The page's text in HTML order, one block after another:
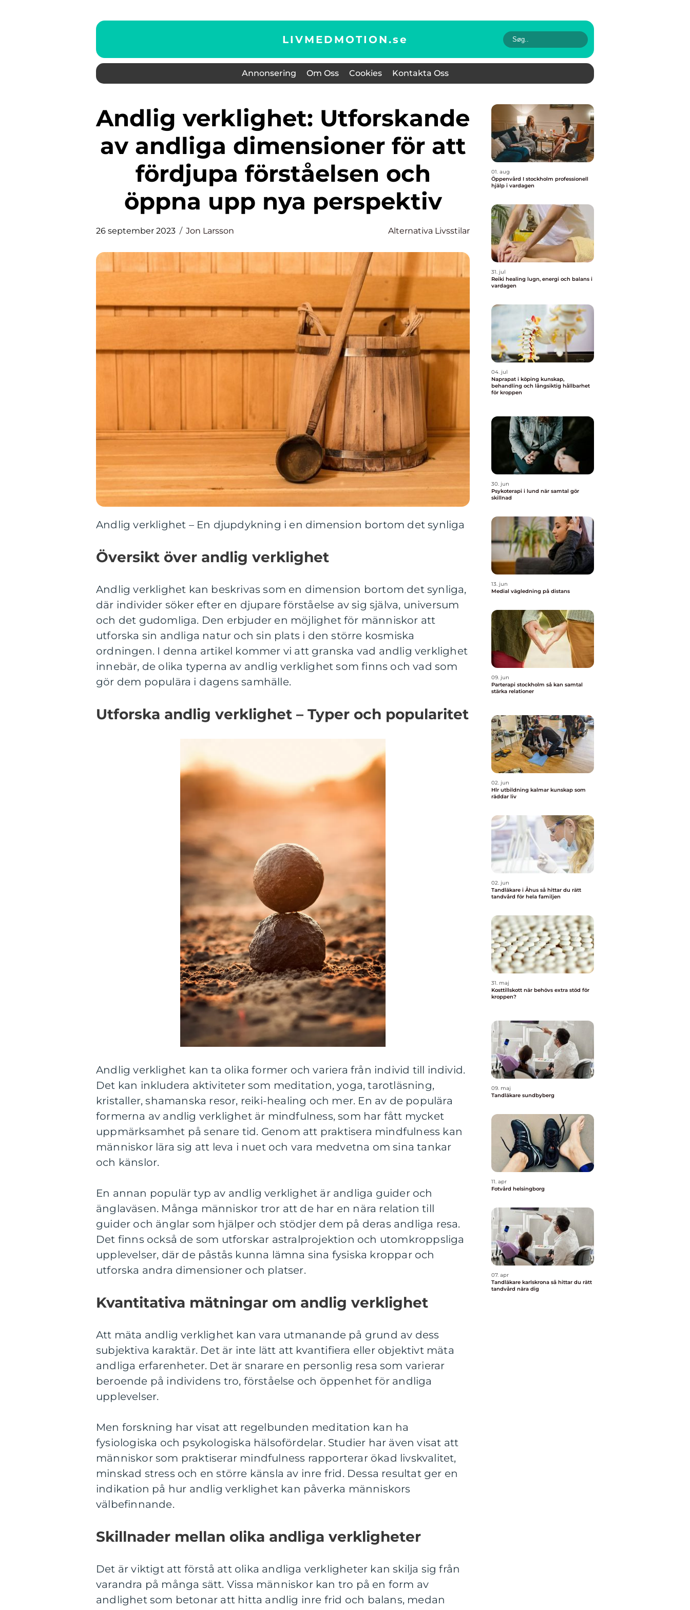
LIVMEDMOTION.se
Annonsering Om Oss Cookies Kontakta Oss
Andlig verklighet: Utforskande
av andliga dimensioner för att
fördjupa förståelsen och
öppna upp nya perspektiv
26 september 2023 Jon Larsson Alternativa Livsstilar
Andlig verklighet – En djupdykning i en dimension bortom det synliga
Översikt över andlig verklighet
Andlig verklighet kan beskrivas som en dimension bortom det synliga,
där individer söker efter en djupare förståelse av sig själva, universum
och det gudomliga. Den erbjuder en möjlighet för människor att
utforska sin andliga natur och sin plats i den större kosmiska
ordningen. I denna artikel kommer vi att granska vad andlig verklighet
innebär, de olika typerna av andlig verklighet som finns och vad som
gör dem populära i dagens samhälle.
Utforska andlig verklighet – Typer och popularitet
Andlig verklighet kan ta olika former och variera från individ till individ.
Det kan inkludera aktiviteter som meditation, yoga, tarotläsning,
kristaller, shamanska resor, reiki-healing och mer. En av de populära
formerna av andlig verklighet är mindfulness, som har fått mycket
uppmärksamhet på senare tid. Genom att praktisera mindfulness kan
människor lära sig att leva i nuet och vara medvetna om sina tankar
och känslor.
En annan populär typ av andlig verklighet är andliga guider och
änglaväsen. Många människor tror att de har en nära relation till
guider och änglar som hjälper och stödjer dem på deras andliga resa.
Det finns också de som utforskar astralprojektion och utomkroppsliga
upplevelser, där de påstås kunna lämna sina fysiska kroppar och
utforska andra dimensioner och platser.
Kvantitativa mätningar om andlig verklighet
Att mäta andlig verklighet kan vara utmanande på grund av dess
subjektiva karaktär. Det är inte lätt att kvantifiera eller objektivt mäta
andliga erfarenheter. Det är snarare en personlig resa som varierar
beroende på individens tro, förståelse och öppenhet för andliga
upplevelser.
Men forskning har visat att regelbunden meditation kan ha
fysiologiska och psykologiska hälsofördelar. Studier har även visat att
människor som praktiserar mindfulness rapporterar ökad livskvalitet,
minskad stress och en större känsla av inre frid. Dessa resultat ger en
indikation på hur andlig verklighet kan påverka människors
välbefinnande.
Skillnader mellan olika andliga verkligheter
Det är viktigt att förstå att olika andliga verkligheter kan skilja sig från
varandra på många sätt. Vissa människor kan tro på en form av
andlighet som betonar att hitta andlig inre frid och balans, medan
01. aug
Öppenvård I stockholm professionell
hjälp i vardagen
31. jul
Reiki healing lugn, energi och balans i
vardagen
04. jul
Naprapat i köping kunskap,
behandling och långsiktig hållbarhet
för kroppen
30. jun
Psykoterapi i lund när samtal gör
skillnad
13. jun
Medial vägledning på distans
09. jun
Parterapi stockholm så kan samtal
stärka relationer
02. jun
Hlr utbildning kalmar kunskap som
räddar liv
02. jun
Tandläkare i Åhus så hittar du rätt
tandvård för hela familjen
31. maj
Kosttillskott när behövs extra stöd för
kroppen?
09. maj
Tandläkare sundbyberg
11. apr
Fotvård helsingborg
07. apr
Tandläkare karlskrona så hittar du rätt
tandvård nära dig